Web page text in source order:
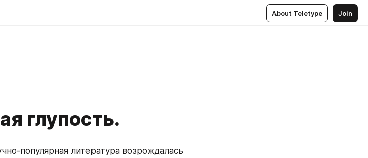
About Teletype Join
глупость.
популярная литература возрождалась